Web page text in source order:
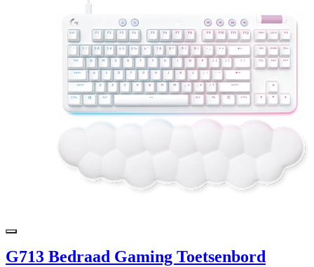
G713 Bedraad Gaming Toetsenbord